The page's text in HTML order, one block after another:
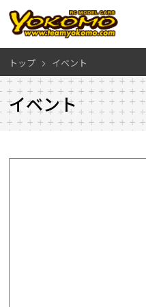
トップ イベント
イベント